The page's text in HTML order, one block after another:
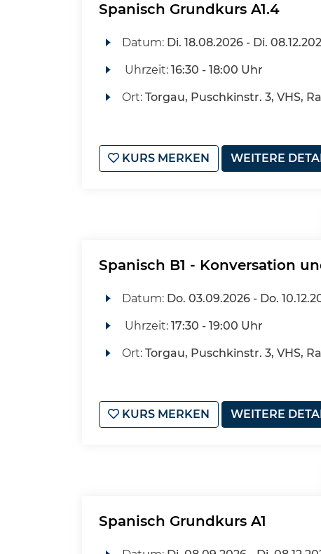
Spanisch Grundkurs A1.4
Datum: Di. 18.08.2026 - Di.
Uhrzeit: 16:30 - 18:00 Uhr
Ort: Torgau, Puschkinstr. 3, VHS,
KURS MERKEN WEITERE
Spanisch B1 - Konversation
Datum: Do. 03.09.2026 - Do.
Uhrzeit: 17:30 - 19:00 Uhr
Ort: Torgau, Puschkinstr. 3, VHS,
KURS MERKEN WEITERE
Spanisch Grundkurs A1